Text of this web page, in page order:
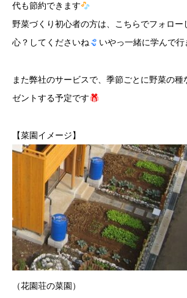
代も節約できます
野菜づくり初心者の方は、こちらでフォロー
心？してくださいね
いやっ一緒に学んで行
また弊社のサービスで、季節ごとに野菜の種
ゼントする予定です
【菜園イメージ】
（花園荘の菜園）